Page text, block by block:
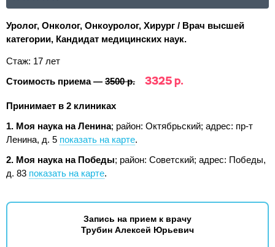
Уролог, Онколог, Онкоуролог, Хирург / Врач высшей
категории, Кандидат медицинских наук.
Стаж: 17 лет
Стоимость приема — 3500 р. 3325 р.
Принимает в 2 клиниках
1. Моя наука на Ленина; район: Октябрьский; адрес: пр-т
Ленина, д. 5 показать на карте.
2. Моя наука на Победы; район: Советский; адрес: Победы,
д. 83 показать на карте.
Запись на прием к врачу
Трубин Алексей Юрьевич